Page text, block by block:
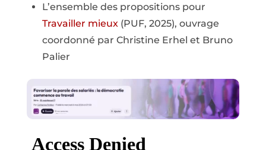
L’ensemble des propositions pour
Travailler mieux(PUF, 2025), ouvrage
coordonné par Christine Erhel et Bruno
Palier